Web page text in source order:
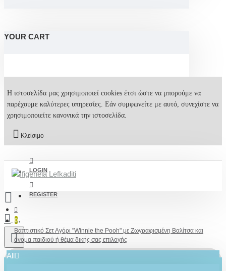
YOUR CART
Η ιστοσελίδα μας χρησιμοποιεί cookies έτσι ώστε να μπορούμε να
παρέχουμε καλύτερες υπηρεσίες. Εάν συμφωνείτε με αυτό, συνεχίστε να
χρησιμοποιείτε κανονικά την ιστοσελίδα.
Κλείσιμο
LOGIN
REGISTER
0
All
Βαπτιστικό Σετ Αγόρι "Winnie the Pooh" με Ζωγραφισμένη Βαλίτσα και
όνομα παιδιού ή θέμα δικής σας επιλογής